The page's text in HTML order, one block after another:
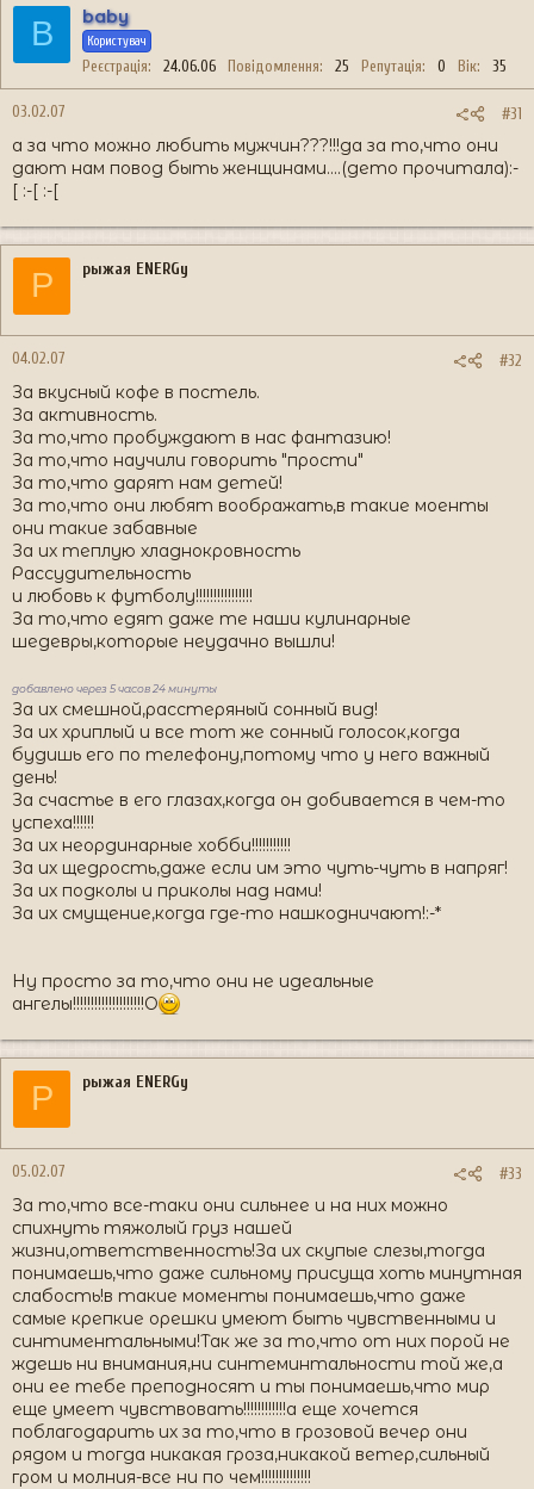
B baby
Користувач
Реєстрація 24.06.06 Повідомлення 25 Репутація 0 Вік 35
03.02.07 #31
а за что можно любить мужчин???!!!да за то,что они
дают нам повод быть женщинами....(дето прочитала):-
[ :-[ :-[
Р рыжая ENERGy
04.02.07 #32
За вкусный кофе в постель.
За активность.
За то,что пробуждают в нас фантазию!
За то,что научили говорить "прости"
За то,что дарят нам детей!
За то,что они любят воображать,в такие моенты
они такие забавные
За их теплую хладнокровность
Рассудительность
и любовь к футболу!!!!!!!!!!!!!!!!
За то,что едят даже те наши кулинарные
шедевры,которые неудачно вышли!
добавлено через 5 часов 24 минуты
За их смешной,расстеряный сонный вид!
За их хриплый и все тот же сонный голосок,когда
будишь его по телефону,потому что у него важный
день!
За счастье в его глазах,когда он добивается в чем-то
успеха!!!!!!
За их неординарные хобби!!!!!!!!!!!
За их щедрость,даже если им это чуть-чуть в напряг!
За их подколы и приколы над нами!
За их смущение,когда где-то нашкодничают!:-*
Ну просто за то,что они не идеальные
ангелы!!!!!!!!!!!!!!!!!!!!O
Р рыжая ENERGy
05.02.07 #33
За то,что все-таки они сильнее и на них можно
спихнуть тяжолый груз нашей
жизни,ответственность!За их скупые слезы,тогда
понимаешь,что даже сильному присуща хоть минутная
слабость!в такие моменты понимаешь,что даже
самые крепкие орешки умеют быть чувственными и
синтиментальными!Так же за то,что от них порой не
ждешь ни внимания,ни синтеминтальности той же,а
они ее тебе преподносят и ты понимаешь,что мир
еще умеет чувствовать!!!!!!!!!!!!а еще хочется
поблагодарить их за то,что в грозовой вечер они
рядом и тогда никакая гроза,никакой ветер,сильный
гром и молния-все ни по чем!!!!!!!!!!!!!!